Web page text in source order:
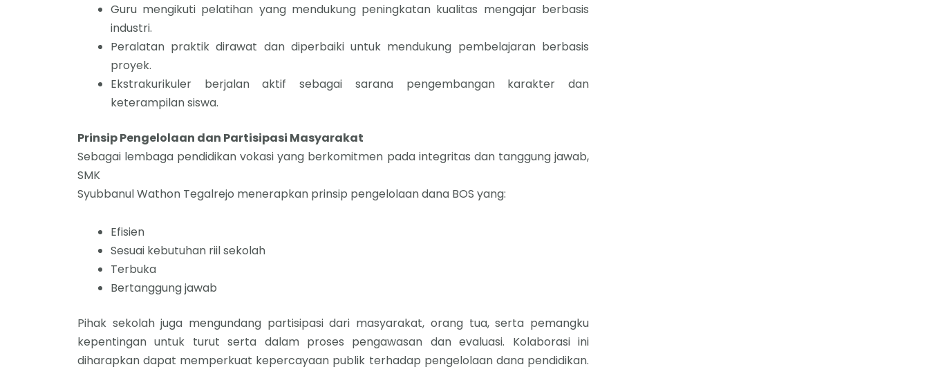
Guru mengikuti pelatihan yang mendukung peningkatan kualitas mengajar berbasis
industri.
Peralatan praktik dirawat dan diperbaiki untuk mendukung pembelajaran berbasis
proyek.
Ekstrakurikuler berjalan aktif sebagai sarana pengembangan karakter dan
keterampilan siswa.
Prinsip Pengelolaan dan Partisipasi Masyarakat
Sebagai lembaga pendidikan vokasi yang berkomitmen pada integritas dan tanggung jawab,
SMK
Syubbanul Wathon Tegalrejo menerapkan prinsip pengelolaan dana BOS yang:
Efisien
Sesuai kebutuhan riil sekolah
Terbuka
Bertanggung jawab
Pihak sekolah juga mengundang partisipasi dari masyarakat, orang tua, serta pemangku
kepentingan untuk turut serta dalam proses pengawasan dan evaluasi. Kolaborasi ini
diharapkan dapat memperkuat kepercayaan publik terhadap pengelolaan dana pendidikan.